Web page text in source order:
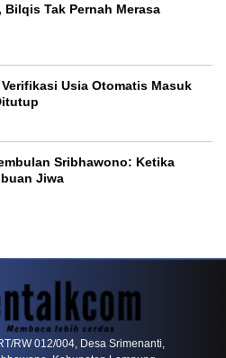
Tak Pernah Merasa
Usia Otomatis Masuk
Sribhawono: Ketika
Jiwa
Mobile Entertainment Terus Mendorong
RW 012/004, Desa Srimenanti,